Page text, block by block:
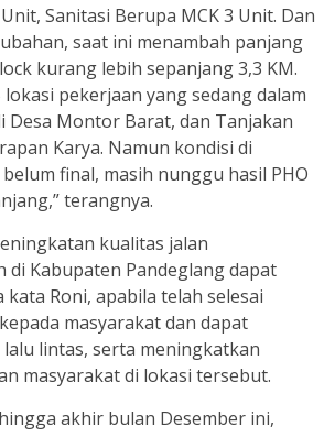
Sanitasi Berupa MCK 3 Unit. Dan
saat ini menambah panjang
kurang lebih sepanjang 3,3 KM.
pekerjaan yang sedang dalam
Desa Montor Barat, dan Tanjakan
Karya. Namun kondisi di
final, masih nunggu hasil PHO
terangnya.
kualitas jalan
di Kabupaten Pandeglang dapat
Roni, apabila telah selesai
masyarakat dan dapat
lintas, serta meningkatkan
masyarakat di lokasi tersebut.
akhir bulan Desember ini,